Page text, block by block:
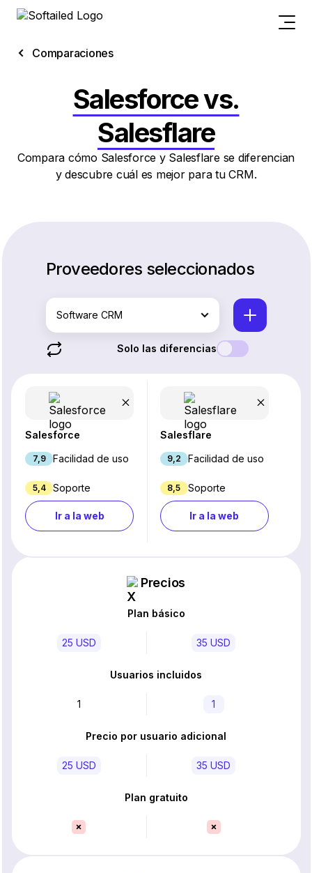
Comparaciones
Salesforce vs.
Salesflare
Compara cómo Salesforce y Salesflare se diferencian
y descubre cuál es mejor para tu CRM.
Proveedores seleccionados
Software CRM
Solo las diferencias
Salesforce
7,9 Facilidad de uso
5,4 Soporte
Ir a la web
Salesflare
9,2 Facilidad de uso
8,5 Soporte
Ir a la web
Precios
Plan básico
25 USD 35 USD
Usuarios incluidos
1 1
Precio por usuario adicional
25 USD 35 USD
Plan gratuito